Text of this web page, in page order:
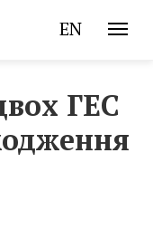
EN
ГЕС